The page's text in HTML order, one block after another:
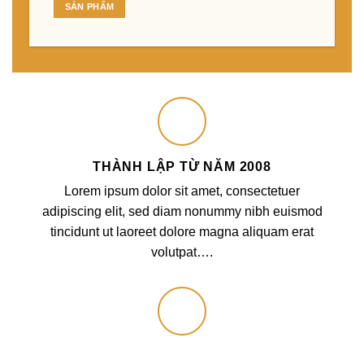
SẢN PHẨM
THÀNH LẬP TỪ NĂM 2008
Lorem ipsum dolor sit amet, consectetuer
adipiscing elit, sed diam nonummy nibh euismod
tincidunt ut laoreet dolore magna aliquam erat
volutpat….